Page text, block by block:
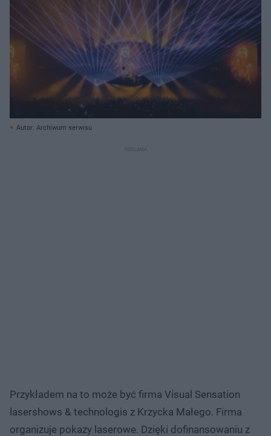
Autor: Archiwum serwisu
Przykładem na to może być firma Visual Sensation
lasershows & technologis z Krzycka Małego. Firma
organizuje pokazy laserowe. Dzięki dofinansowaniu z